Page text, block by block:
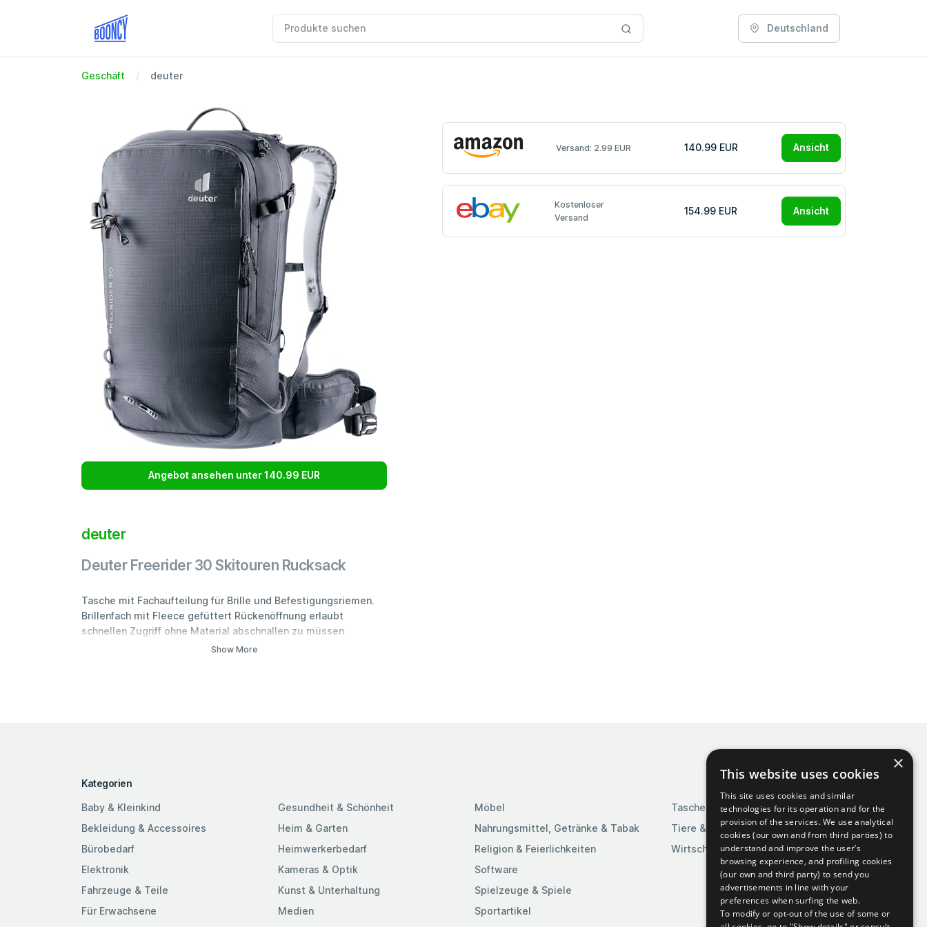
Deutschland
Geschäft deuter
Angebot ansehen unter 140.99 EUR
deuter
Deuter Freerider 30 Skitouren Rucksack
Tasche mit Fachaufteilung für Brille und Befestigungsriemen.
Brillenfach mit Fleece gefüttert Rückenöffnung erlaubt
schnellen Zugriff ohne Material abschnallen zu müssen
Separates Fach für Sicherheitsausrüstung mit Organisation und
Show More
Versand: 2.99 EUR 140.99 EUR Ansicht
Kostenloser
Versand
154.99 EUR Ansicht
Kategorien
Baby & Kleinkind
Bekleidung & Accessoires
Bürobedarf
Elektronik
Fahrzeuge & Teile
Für Erwachsene
Gesundheit & Schönheit
Heim & Garten
Heimwerkerbedarf
Kameras & Optik
Kunst & Unterhaltung
Medien
Möbel
Nahrungsmittel, Getränke & Tabak
Religion & Feierlichkeiten
Software
Spielzeuge & Spiele
Sportartikel
Taschen & Gepäck
Tiere & Tierbedarf
Wirtschaft & Industrie
×
This website uses cookies
This site uses cookies and similar
technologies for its operation and for the
provision of the services. We use analytical
cookies (our own and from third parties) to
understand and improve the user’s
browsing experience, and profiling cookies
(our own and third party) to send you
advertisements in line with your
preferences when surfing the web.
To modify or opt-out of the use of some or